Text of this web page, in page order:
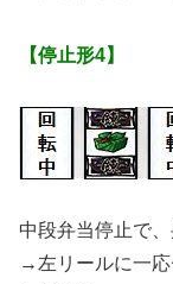
【停止形4】
中段弁当停止で
→左リールに一